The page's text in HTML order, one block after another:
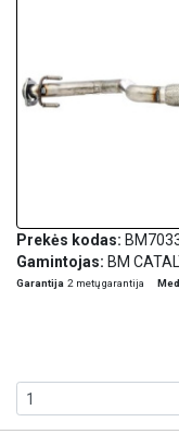
Prekės kodas:
Gamintojas: BM
Garantija 2 metų garantija